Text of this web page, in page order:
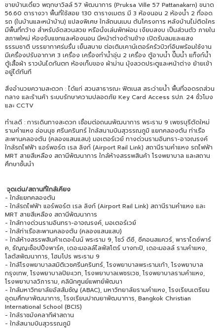
ขายบ้านเดี่ยว พฤกษาวิลล์ 57 พัฒนาการ (Pruksa Ville 57 Pattanakarn) ขนาด
56.60 ตารางวา พื้นที่ใช้สอย 130 ตารางเมตร มี 3 ห้องนอน 2 ห้องน้ำ 2 ที่จอด
รถ (ในบ้านและหน้าบ้าน) แปลงพิเศษ ใกล้ถนนเมน ต้นโครงการ หลังบ้านไม่ติดใคร
มีพื้นที่กว้าง สำหรับจัดสวนสวย หรือนั่งเล่นพักผ่อน เงียบสงบ เป็นส่วนตัว ภายใน
สภาพใหม่ ห้องรับแขกและห้องนอน มีหน้าต่างด้านข้าง เปิดรับลมและแสง
ธรรมชาติ บรรยากาศร่มรื่น เย็นสบาย ต่อเติมเคาน์เตอร์ครัวบิวท์อินพร้อมใช้งาน
มีเครื่องปรับอากาศ 3 เครื่อง เครื่องทำน้ำอุ่น 2 เครื่อง ตู้อาบน้ำ ปั๊มน้ำ แท็งก์น้ำ
ตู้เสื้อผ้า ราวบันไดกันตก ห้องเก็บของ ผ้าม่าน มุ้งลวดประตูและหน้าต่าง ย้ายเข้า
อยู่ได้ทันที
สิ่งอำนวยความสะดวก : ได้แก่ สวนสาธารณะ ฟิตเนส สระว่ายน้ำ พื้นที่จอดรถส่วน
กลาง และร้านค้า ระบบรักษาความปลอดภัย Key Card Access รปภ. 24 ชั่วโมง
และ CCTV
ทำเลดี : การเดินทางสะดวก เชื่อมต่อถนนพัฒนาการ พระราม 9 เพชรบุรีตัดใหม่
รามคำแหง อ่อนนุช ศรีนครินทร์ ใกล้สนามบินสุวรรณภูมิ แยกคลองตัน ท่าเรือ
สะพานคลองตัน (คลองแสนแสบ) มอเตอร์เวย์ ทางด่วนรามอินทรา-อาจณรงค์
ใกล้รถไฟฟ้า แอร์พอร์ต เรล ลิงก์ (Airport Rail Link) สถานีรามคำแหง รถไฟฟ้า
MRT สายสีเหลือง สถานีพัฒนาการ ใกล้ห้างสรรพสินค้า โรงพยาบาล และสถาน
ศึกษาชั้นนำ
จุดเด่น/สถานที่ใกล้เคียง
- ใกล้แยกคลองตัน
- ใกล้รถไฟฟ้า แอร์พอร์ต เรล ลิงก์ (Airport Rail Link) สถานีรามคำแหง และ
MRT สายสีเหลือง สถานีพัฒนาการ
- ใกล้ทางด่วนรามอินทรา-อาจณรงค์, มอเตอร์เวย์
- ใกล้ท่าเรือสะพานคลองตัน (คลองแสนแสบ)
- ใกล้ห้างสรรพสินค้าเดอะไนน์ พระราม 9, โชว์ ดีซี, ซีคอนสแควร์, พาราไดซ์พาร์
ค, ธัญญะช็อปปิ้งพาร์ค, เดอะมอลล์ไลฟ์สโตร์ บางกะปิ, เดอะมอลล์ รามคำแหง,
โลตัสพัฒนาการ, โฮมโปร พระราม 9
- ใกล้โรงพยาบาลสมิติเวชศรีนครินทร์, โรงพยาบาลพระรามเก้า, โรงพยาบาล
กรุงเทพ, โรงพยาบาลปิยะเวท, โรงพยาบาลเพชรเวช, โรงพยาบาลรามคำแหง,
โรงพยาบาลวิภาราม, คลินิกศูนย์แพทย์พัฒนา
- ใกล้มหาวิทยาลัยอัสสัมชัญ (ABAC), มหาวิทยาลัยรามคำแหง, โรงเรียนเตรียม
อุดมศึกษาพัฒนาการ, โรงเรียนปาณยาพัฒนาการ, Bangkok Christian
International School (BCIS)
- ใกล้ราชมังคลากีฬาสถาน
- ใกล้สนามบินสุวรรณภูมิ